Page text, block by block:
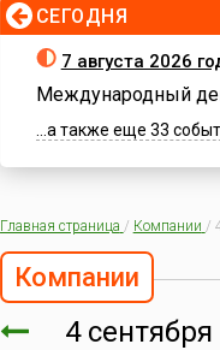
СЕГОДНЯ
7 августа 2026
Международный
...а также еще 33
Главная страница / Компании /
Компании
4 сентября